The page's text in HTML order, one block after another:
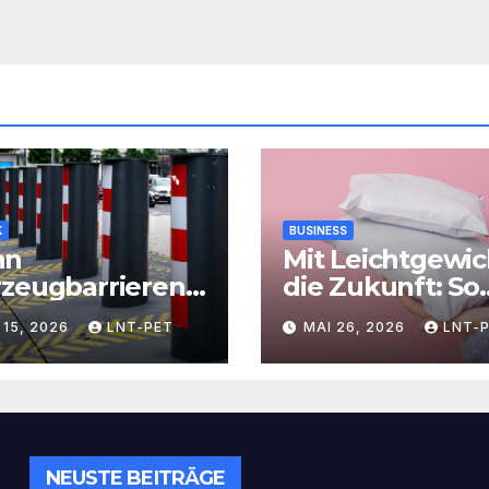
als nur Schutz
– Sicherheit
15, 2026 LNT-PET
BUSINESS
Mit
die Zukunft: So
senken
Ihre Kosten und
MAI 26, 2026 LNT-
NEUSTE BEITRÄGE